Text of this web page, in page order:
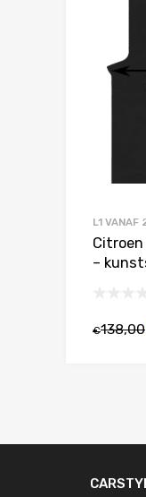
L1 VANAF
–
€138,00